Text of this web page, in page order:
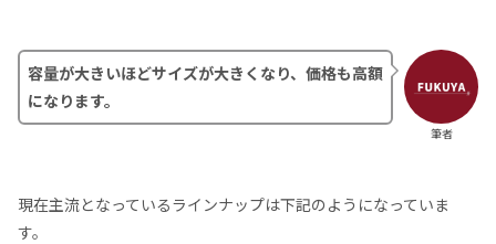
筆者
容量が大きいほどサイズが大きくなり、価格も高額
になります。
現在主流となっているラインナップは下記のようになっていま
す。